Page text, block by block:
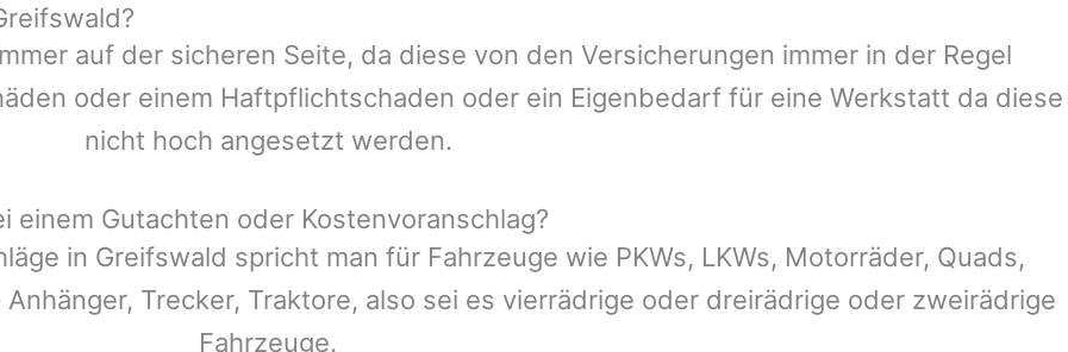
auf der sicheren Seite, da diese von den Versicherungen immer in der Regel
oder einem Haftpflichtschaden oder ein Eigenbedarf für eine Werkstatt da diese
nicht hoch angesetzt werden.
Gutachten oder Kostenvoranschlag?
in Greifswald spricht man für Fahrzeuge wie PKWs, LKWs, Motorräder, Quads,
Trecker, Traktore, also sei es vierrädrige oder dreirädrige oder zweirädrige
Fahrzeuge.